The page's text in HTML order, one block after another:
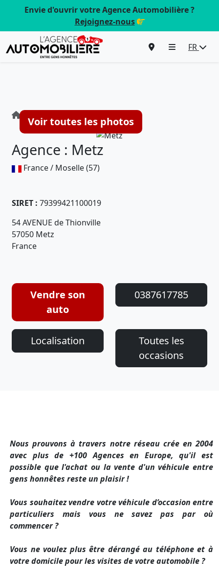
Envie d'ouvrir votre Agence Automobilière ?
Rejoignez-nous
FR
Voir toutes les photos
Agence : Metz
France / Moselle (57)
SIRET : 79399421100019
54 AVENUE de Thionville
57050 Metz
France
Vendre son
auto
0387617785
Localisation
Toutes les
occasions
Nous prouvons à travers notre réseau crée en 2004
avec plus de +100 Agences en Europe, qu'il est
possible que l'achat ou la vente d'un véhicule entre
gens honnêtes reste un plaisir !
Vous souhaitez vendre votre véhicule d’occasion entre
particuliers mais vous ne savez pas par où
commencer ?
Vous ne voulez plus être dérangé au téléphone et à
votre domicile pour les visites de votre automobile ?